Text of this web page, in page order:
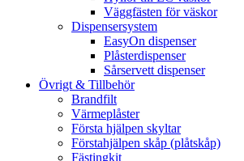
Väggfästen för väskor
Dispensersystem
EasyOn dispenser
Plåsterdispenser
Sårservett dispenser
Övrigt & Tillbehör
Brandfilt
Värmeplåster
Första hjälpen skyltar
Förstahjälpen skåp (plåtskåp)
Fästingkit